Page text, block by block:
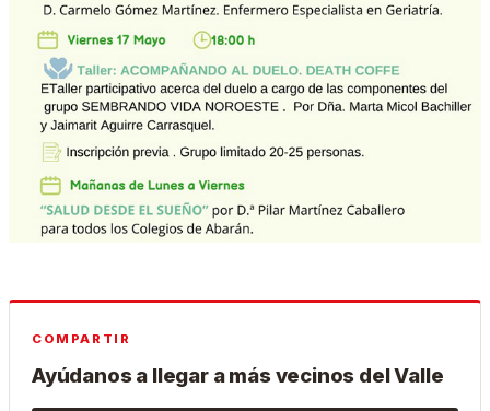
COMPARTIR
Ayúdanos a llegar a más vecinos del Valle